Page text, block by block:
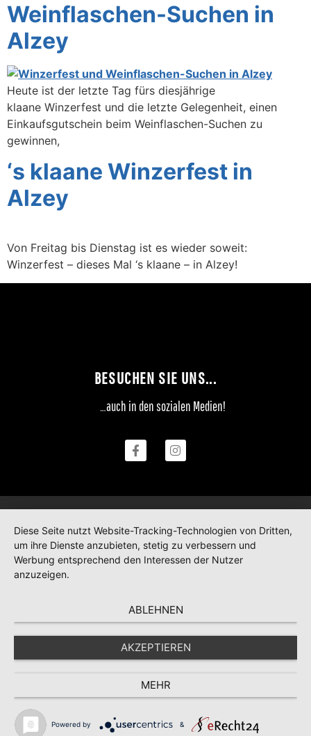
Weinflaschen-Suchen in
Alzey
Heute ist der letzte Tag fürs diesjährige
klaane Winzerfest und die letzte Gelegenheit, einen
Einkaufsgutschein beim Weinflaschen-Suchen zu
gewinnen,
‘s klaane Winzerfest in
Alzey
Von Freitag bis Dienstag ist es wieder soweit:
Winzerfest – dieses Mal ‘s klaane – in Alzey!
BESUCHEN SIE UNS...
…auch in den sozialen Medien!
Diese Seite nutzt Website-Tracking-Technologien von Dritten,
um ihre Dienste anzubieten, stetig zu verbessern und
Werbung entsprechend den Interessen der Nutzer
anzuzeigen.
ABLEHNEN
AKZEPTIEREN
MEHR
Powered by &